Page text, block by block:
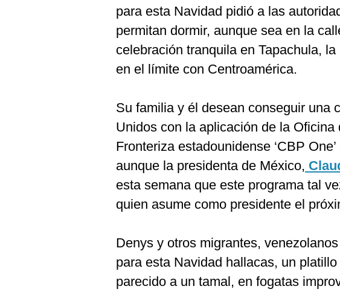
para esta Navidad pidió a las
permitan dormir, aunque sea en la
celebración tranquila en Tapachula,
en el límite con Centroamérica.
Su familia y él desean conseguir una
Unidos con la aplicación de la
Fronteriza estadounidense ‘CBP
aunque la presidenta de México,
esta semana que este programa tal
quien asume como presidente el
Denys y otros migrantes,
para esta Navidad hallacas, un
parecido a un tamal, en fogatas